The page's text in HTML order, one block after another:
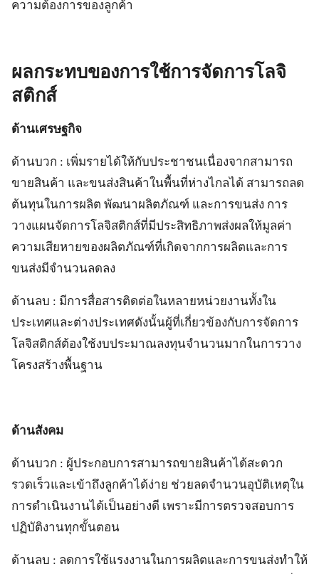
ความต้องการของลูกค้า
ผลกระทบของการใช้การจัดการโลจิ
สติกส์
ด้านเศรษฐกิจ
ด้านบวก : เพิ่มรายได้ให้กับประชาชนเนื่องจากสามารถ
ขายสินค้า และขนส่งสินค้าในพื้นที่ห่างไกลได้ สามารถลด
ต้นทุนในการผลิต พัฒนาผลิตภัณฑ์ และการขนส่ง การ
วางแผนจัดการโลจิสติกส์ที่มีประสิทธิภาพส่งผลให้มูลค่า
ความเสียหายของผลิตภัณฑ์ที่เกิดจากการผลิตและการ
ขนส่งมีจำนวนลดลง
ด้านลบ : มีการสื่อสารติดต่อในหลายหน่วยงานทั้งใน
ประเทศและต่างประเทศดังนั้นผู้ที่เกี่ยวข้องกับการจัดการ
โลจิสติกส์ต้องใช้งบประมาณลงทุนจำนวนมากในการวาง
โครงสร้างพื้นฐาน
ด้านสังคม
ด้านบวก : ผู้ประกอบการสามารถขายสินค้าได้สะดวก
รวดเร็วและเข้าถึงลูกค้าได้ง่าย ช่วยลดจำนวนอุบัติเหตุใน
การดำเนินงานได้เป็นอย่างดี เพราะมีการตรวจสอบการ
ปฏิบัติงานทุกขั้นตอน
ด้านลบ : ลดการใช้แรงงานในการผลิตและการขนส่งทำให้